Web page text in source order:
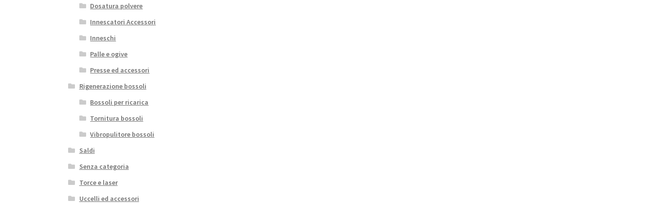
Dosatura polvere
Innescatori Accessori
Inneschi
Palle e ogive
Presse ed accessori
Rigenerazione bossoli
Bossoli per ricarica
Tornitura bossoli
Vibropulitore bossoli
Saldi
Senza categoria
Torce e laser
Uccelli ed accessori